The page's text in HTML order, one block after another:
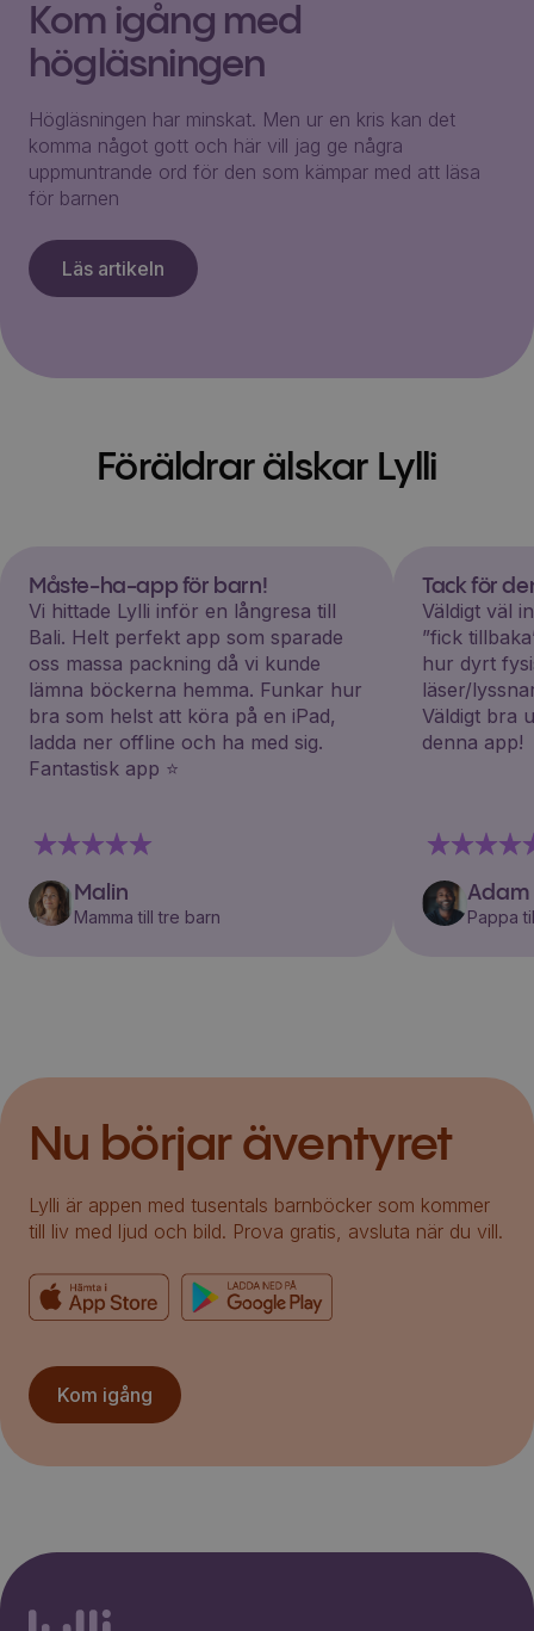
Kom igång med
högläsningen
Högläsningen har minskat. Men ur en kris kan det
komma något gott och här vill jag ge några
uppmuntrande ord för den som kämpar med att läsa
för barnen
Läs artikeln
Föräldrar älskar Lylli
Måste-ha-app för barn!
Vi hittade Lylli inför en långresa till
Bali. Helt perfekt app som sparade
oss massa packning då vi kunde
lämna böckerna hemma. Funkar hur
bra som helst att köra på en iPad,
ladda ner offline och ha med sig.
Fantastisk app ⭐️
Malin
Mamma till tre barn
Tack för
Väldigt väl
”fick
hur dyrt
läser/
Väldigt bra
denna app!
Adam
Pappa
Nu börjar äventyret
Lylli är appen med tusentals barnböcker som kommer
till liv med ljud och bild. Prova gratis, avsluta när du vill.
Kom igång